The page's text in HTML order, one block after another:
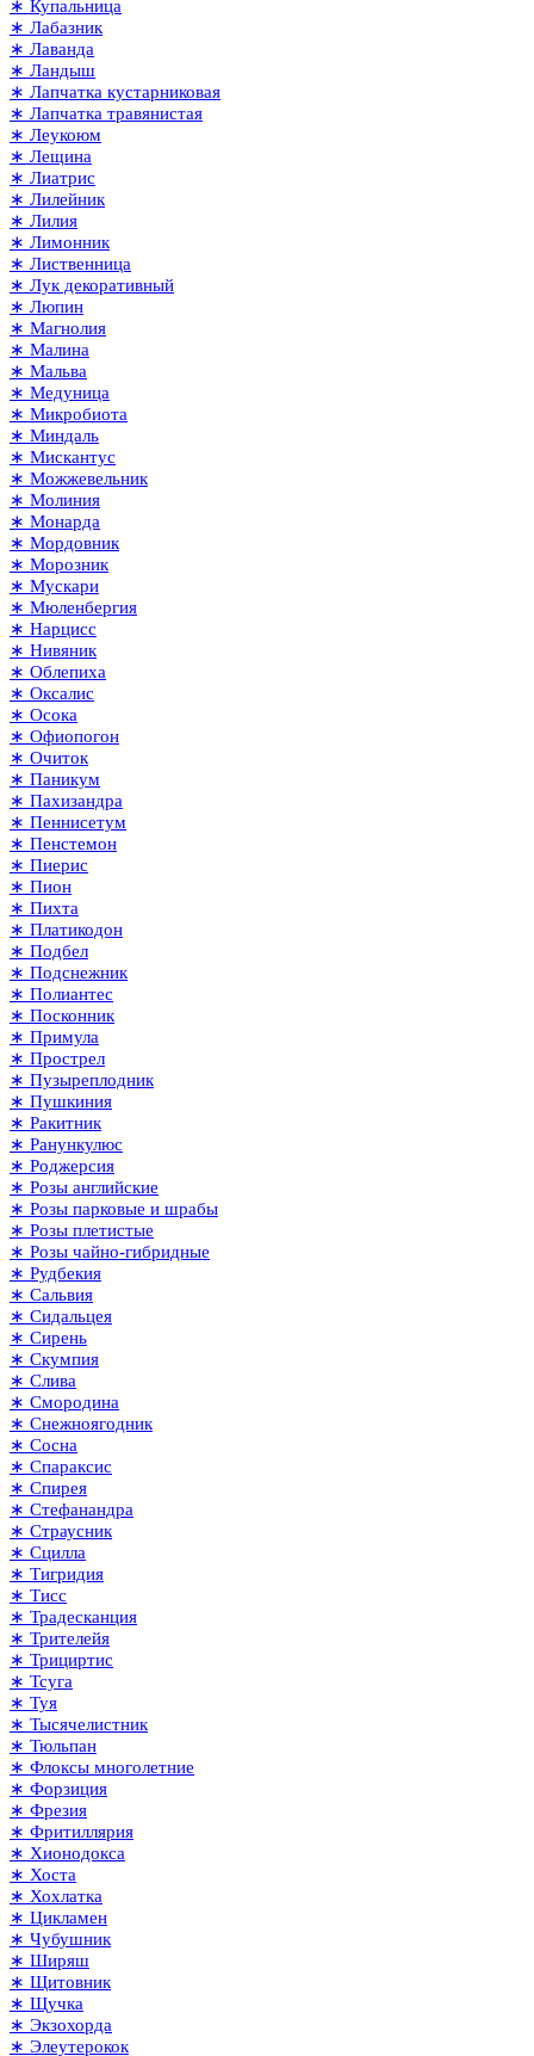
∗ Купальница
∗ Лабазник
∗ Лаванда
∗ Ландыш
∗ Лапчатка кустарниковая
∗ Лапчатка травянистая
∗ Леукоюм
∗ Лещина
∗ Лиатрис
∗ Лилейник
∗ Лилия
∗ Лимонник
∗ Лиственница
∗ Лук декоративный
∗ Люпин
∗ Магнолия
∗ Малина
∗ Мальва
∗ Медуница
∗ Микробиота
∗ Миндаль
∗ Мискантус
∗ Можжевельник
∗ Молиния
∗ Монарда
∗ Мордовник
∗ Морозник
∗ Мускари
∗ Мюленбергия
∗ Нарцисс
∗ Нивяник
∗ Облепиха
∗ Оксалис
∗ Осока
∗ Офиопогон
∗ Очиток
∗ Паникум
∗ Пахизандра
∗ Пеннисетум
∗ Пенстемон
∗ Пиерис
∗ Пион
∗ Пихта
∗ Платикодон
∗ Подбел
∗ Подснежник
∗ Полиантес
∗ Посконник
∗ Примула
∗ Прострел
∗ Пузыреплодник
∗ Пушкиния
∗ Ракитник
∗ Ранункулюс
∗ Роджерсия
∗ Розы английские
∗ Розы парковые и шрабы
∗ Розы плетистые
∗ Розы чайно-гибридные
∗ Рудбекия
∗ Сальвия
∗ Сидальцея
∗ Сирень
∗ Скумпия
∗ Слива
∗ Смородина
∗ Снежноягодник
∗ Сосна
∗ Спараксис
∗ Спирея
∗ Стефанандра
∗ Страусник
∗ Сцилла
∗ Тигридия
∗ Тисс
∗ Традесканция
∗ Трителейя
∗ Трициртис
∗ Тсуга
∗ Туя
∗ Тысячелистник
∗ Тюльпан
∗ Флоксы многолетние
∗ Форзиция
∗ Фрезия
∗ Фритиллярия
∗ Хионодокса
∗ Хоста
∗ Хохлатка
∗ Цикламен
∗ Чубушник
∗ Ширяш
∗ Щитовник
∗ Щучка
∗ Экзохорда
∗ Элеутерокок